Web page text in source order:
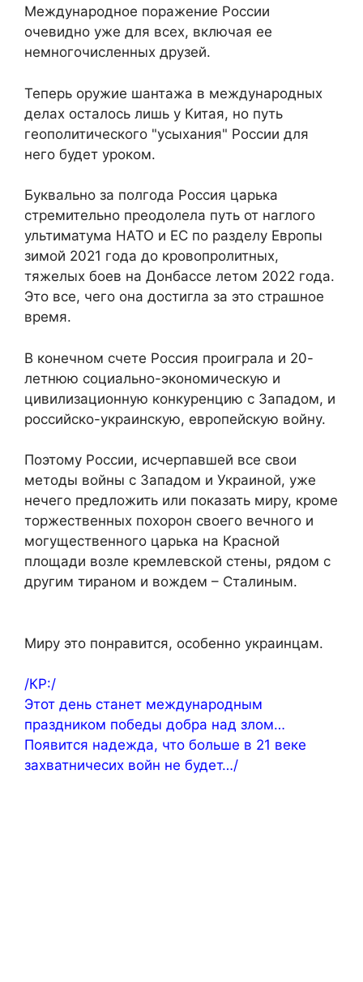
Международное поражение России
очевидно уже для всех, включая ее
немногочисленных друзей.
Теперь оружие шантажа в международных
делах осталось лишь у Китая, но путь
геополитического "усыхания" России для
него будет уроком.
Буквально за полгода Россия царька
стремительно преодолела путь от наглого
ультиматума НАТО и ЕС по разделу Европы
зимой 2021 года до кровопролитных,
тяжелых боев на Донбассе летом 2022 года.
Это все, чего она достигла за это страшное
время.
В конечном счете Россия проиграла и 20-
летнюю социально-экономическую и
цивилизационную конкуренцию с Западом, и
российско-украинскую, европейскую войну.
Поэтому России, исчерпавшей все свои
методы войны с Западом и Украиной, уже
нечего предложить или показать миру, кроме
торжественных похорон своего вечного и
могущественного царька на Красной
площади возле кремлевской стены, рядом с
другим тираном и вождем – Сталиным.
Миру это понравится, особенно украинцам.
/КР:/
Этот день станет международным
праздником победы добра над злом…
Появится надежда, что больше в 21 веке
захватничесих войн не будет…/